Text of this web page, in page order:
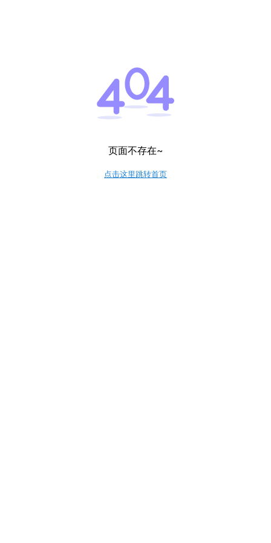
页面不存在~
点击这里跳转首页